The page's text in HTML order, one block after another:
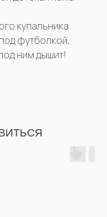
купальника:
футболкой,
ним дышит!